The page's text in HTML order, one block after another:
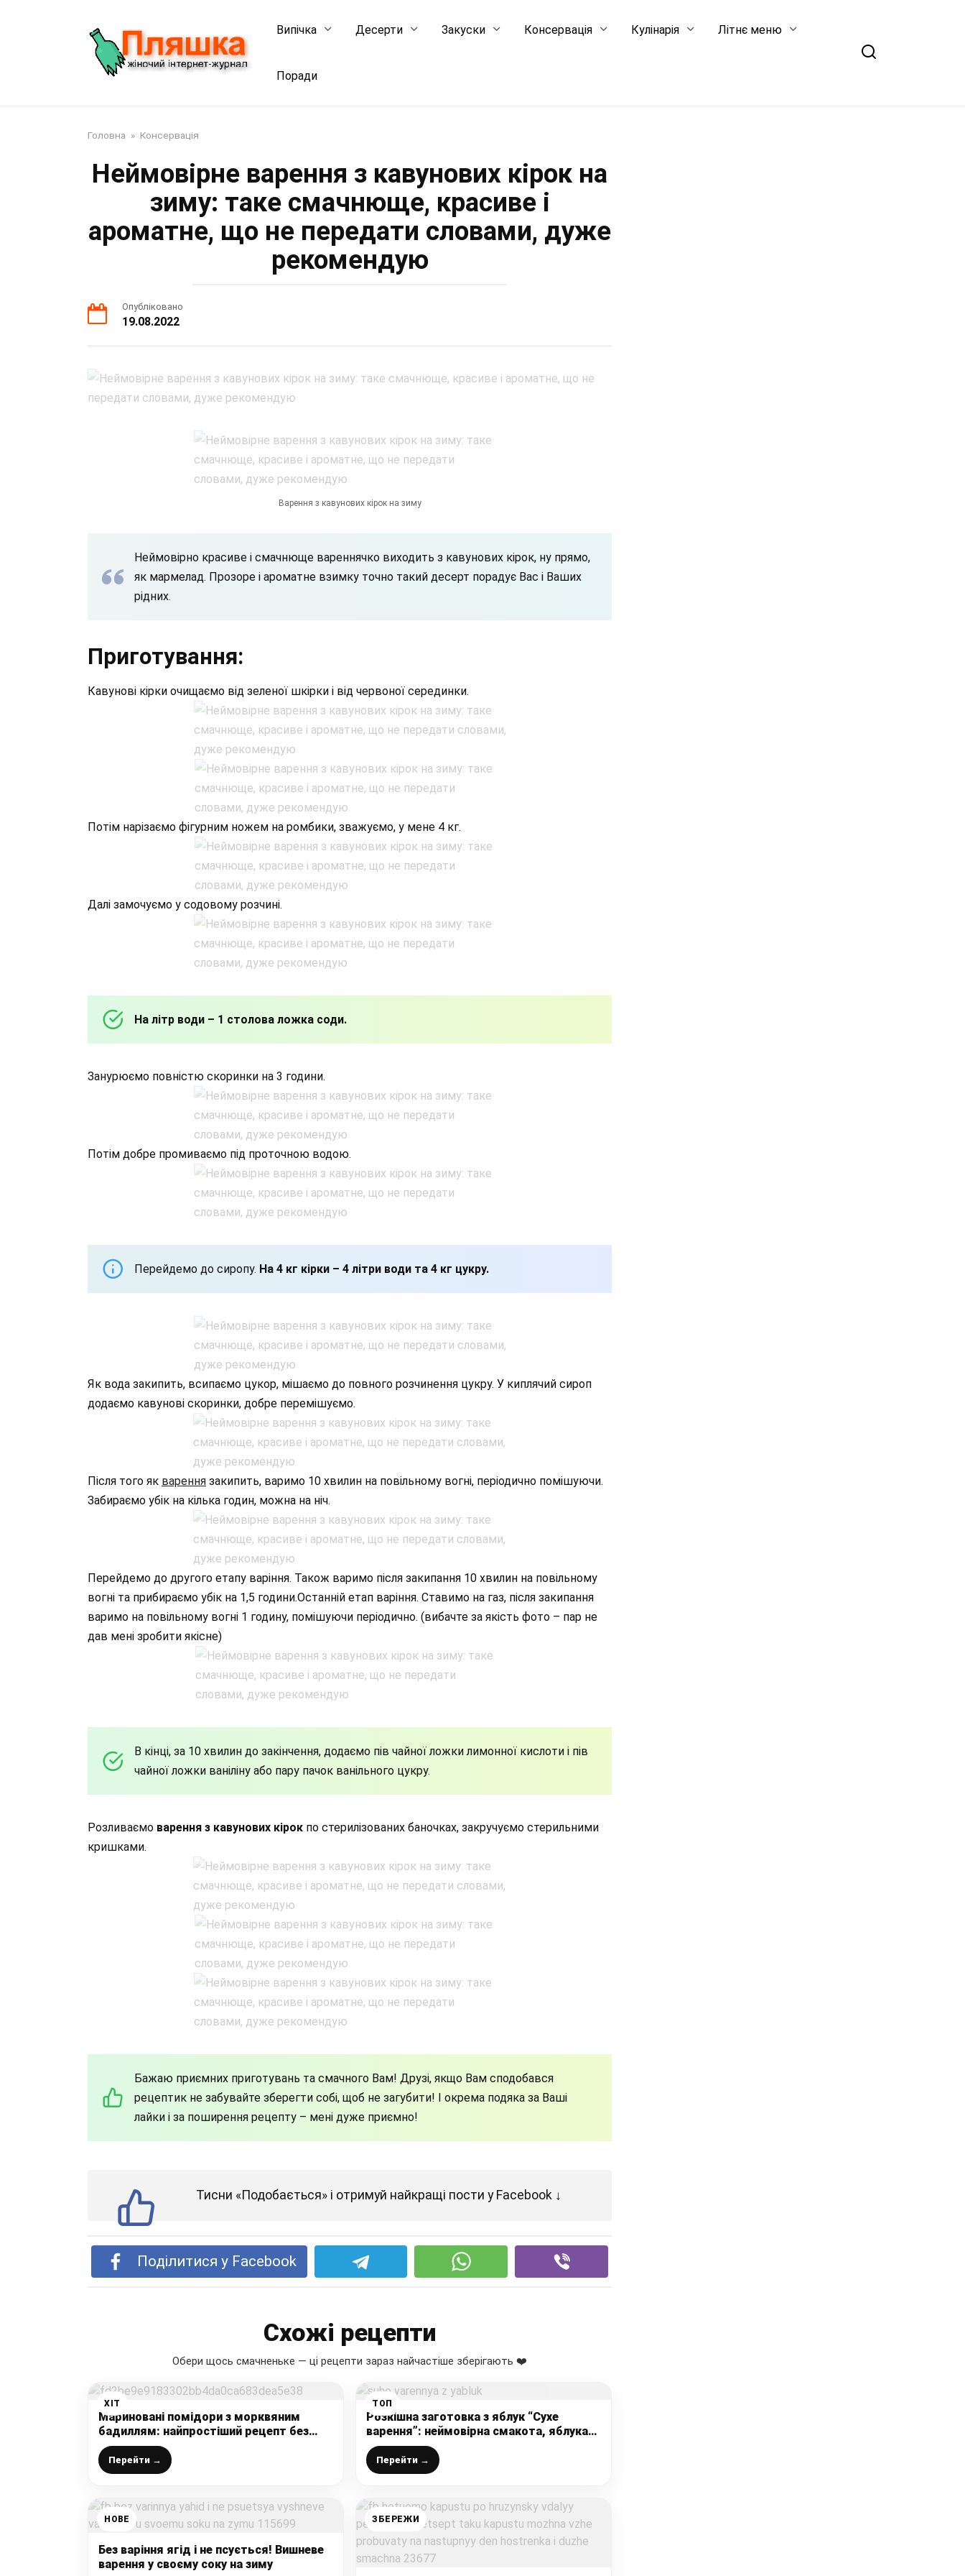
Випічка Десерти Закуски Консервація Кулінарія Літнє меню
Поради
Головна » Консервація
Неймовірне варення з кавунових кірок на
зиму: таке смачнюще, красиве і
ароматне, що не передати словами, дуже
рекомендую
Опубліковано
19.08.2022
Варення з кавунових кірок на зиму
Неймовірно красиве і смачнюще вареннячко виходить з кавунових кірок, ну прямо,
як мармелад. Прозоре і ароматне взимку точно такий десерт порадує Вас і Ваших
рідних.
Приготування:
Кавунові кірки очищаємо від зеленої шкірки і від червоної серединки.
Потім нарізаємо фігурним ножем на ромбики, зважуємо, у мене 4 кг.
Далі замочуємо у содовому розчині.
На літр води – 1 столова ложка соди.
Занурюємо повністю скоринки на 3 години.
Потім добре промиваємо під проточною водою.
Перейдемо до сиропу. На 4 кг кірки – 4 літри води та 4 кг цукру.
Як вода закипить, всипаємо цукор, мішаємо до повного розчинення цукру. У киплячий сироп
додаємо кавунові скоринки, добре перемішуємо.
Після того як варення закипить, варимо 10 хвилин на повільному вогні, періодично помішуючи.
Забираємо убік на кілька годин, можна на ніч.
Перейдемо до другого етапу варіння. Також варимо після закипання 10 хвилин на повільному
вогні та прибираємо убік на 1,5 години.Останній етап варіння. Ставимо на газ, після закипання
варимо на повільному вогні 1 годину, помішуючи періодично. (вибачте за якість фото – пар не
дав мені зробити якісне)
В кінці, за 10 хвилин до закінчення, додаємо пів чайної ложки лимонної кислоти і пів
чайної ложки ваніліну або пару пачок ванільного цукру.
Розливаємо варення з кавунових кірок по стерилізованих баночках, закручуємо стерильними
кришками.
Бажаю приємних приготувань та смачного Вам! Друзі, якщо Вам сподобався
рецептик не забувайте зберегти собі, щоб не загубити! І окрема подяка за Ваші
лайки і за поширення рецепту – мені дуже приємно!
Тисни «Подобається» і отримуй найкращі пости у Facebook ↓
Поділитися у Facebook
Схожі рецепти
Обери щось смачненьке — ці рецепти зараз найчастіше зберігають ❤️
ХІТ
Мариновані помідори з морквяним
бадиллям: найпростіший рецепт без
стерилізації – тут смачно все і помідори
і розсіл
Перейти →
ТОП
Розкішна заготовка з яблук “Сухе
варення”: неймовірна смакота, яблука
як мармеладки, або ще і краще
Перейти →
НОВЕ
Без варіння ягід і не псується! Вишневе
варення у своєму соку на зиму
ЗБЕРЕЖИ